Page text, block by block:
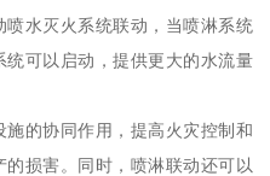
水灭火系统联动，当喷淋系统
可以启动，提供更大的水流量
的协同作用，提高火灾控制和
损害。同时，喷淋联动还可以